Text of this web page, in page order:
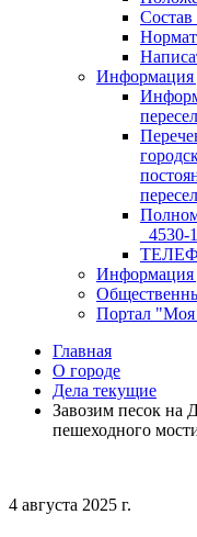
Информация
_4530-1
Информация
Портал "Моя
Главная
О городе
Дела текущие
Завозим песок на
пешеходного
4 августа 2025 г.